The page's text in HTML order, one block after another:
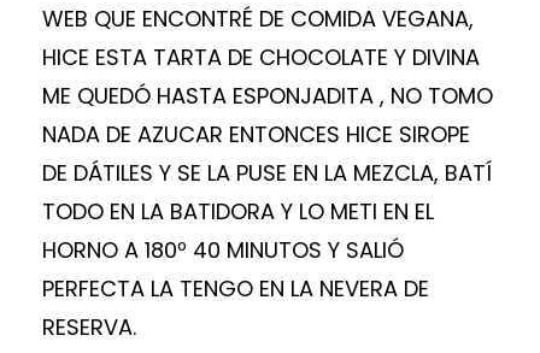
WEB QUE ENCONTRÉ DE COMIDA VEGANA,
HICE ESTA TARTA DE CHOCOLATE Y DIVINA
ME QUEDÓ HASTA ESPONJADITA , NO TOMO
NADA DE AZUCAR ENTONCES HICE SIROPE
DE DÁTILES Y SE LA PUSE EN LA MEZCLA, BATÍ
TODO EN LA BATIDORA Y LO METI EN EL
HORNO A 180º 40 MINUTOS Y SALIÓ
PERFECTA LA TENGO EN LA NEVERA DE
RESERVA.